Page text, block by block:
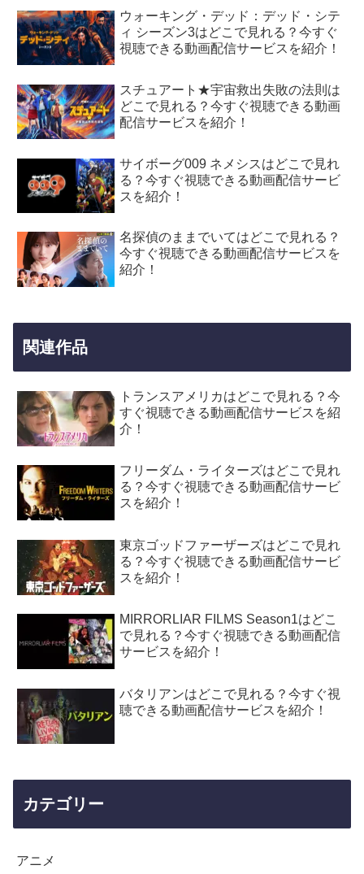
ウォーキング・デッド：デッド・シテ
ィ シーズン3はどこで見れる？今すぐ
視聴できる動画配信サービスを紹介！
スチュアート★宇宙救出失敗の法則は
どこで見れる？今すぐ視聴できる動画
配信サービスを紹介！
サイボーグ009 ネメシスはどこで見れ
る？今すぐ視聴できる動画配信サービ
スを紹介！
名探偵のままでいてはどこで見れる？
今すぐ視聴できる動画配信サービスを
紹介！
関連作品
トランスアメリカはどこで見れる？今
すぐ視聴できる動画配信サービスを紹
介！
フリーダム・ライターズはどこで見れ
る？今すぐ視聴できる動画配信サービ
スを紹介！
東京ゴッドファーザーズはどこで見れ
る？今すぐ視聴できる動画配信サービ
スを紹介！
MIRRORLIAR FILMS Season1はどこ
で見れる？今すぐ視聴できる動画配信
サービスを紹介！
バタリアンはどこで見れる？今すぐ視
聴できる動画配信サービスを紹介！
カテゴリー
アニメ